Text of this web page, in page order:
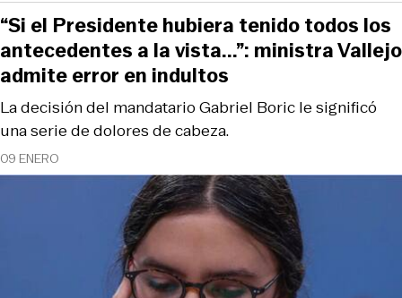
09 ENERO
La decisión del mandatario Gabriel Boric le significó
una serie de dolores de cabeza.
“Si el Presidente hubiera tenido todos los
antecedentes a la vista...”: ministra Vallejo
admite error en indultos